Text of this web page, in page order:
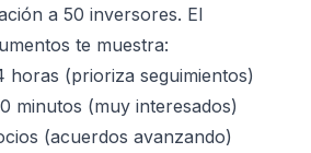
a 50 inversores. El
te muestra:
horas (prioriza seguimientos)
minutos (muy interesados)
(acuerdos avanzando)